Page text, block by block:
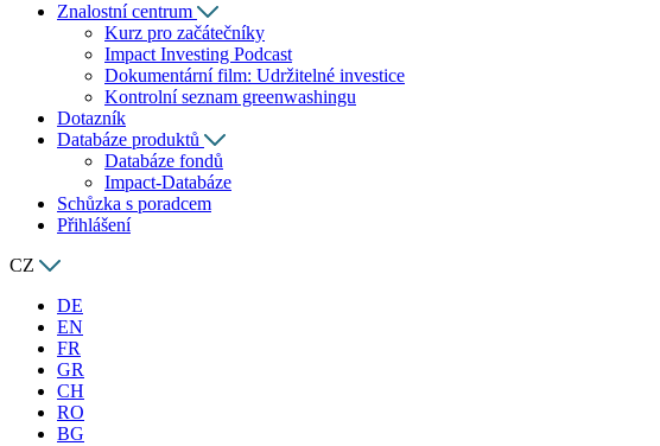
Znalostní centrum
Kurz pro začátečníky
Impact Investing Podcast
Dokumentární film: Udržitelné investice
Kontrolní seznam greenwashingu
Dotazník
Databáze produktů
Databáze fondů
Impact-Databáze
Schůzka s poradcem
Přihlášení
CZ
DE
EN
FR
GR
CH
RO
BG